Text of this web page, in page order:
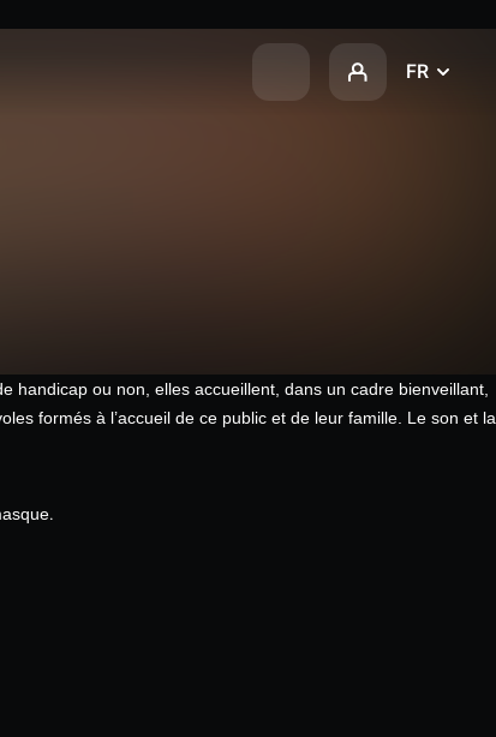
FR
handicap ou non, elles accueillent, dans un cadre bienveillant,
formés à l’accueil de ce public et de leur famille. Le son et la
.